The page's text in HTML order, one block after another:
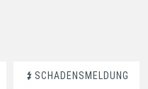
SCHADENSMELDUNG